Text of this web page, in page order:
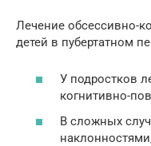
Лечение обсессивно-
детей в пубертатном
У подростков
когнитивно-
В сложных